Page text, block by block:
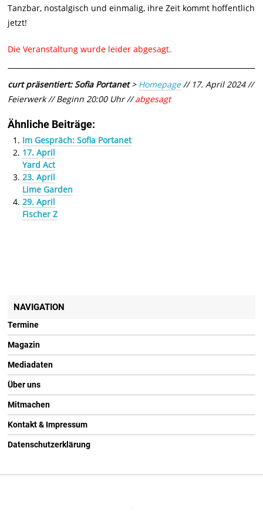
Tanzbar, nostalgisch und einmalig, ihre Zeit kommt hoffentlich
jetzt!
Die Veranstaltung wurde leider abgesagt.
curt präsentiert: Sofia Portanet> Homepage// 17. April 2024 //
Feierwerk // Beginn 20:00 Uhr //abgesagt
Ähnliche Beiträge:
Im Gespräch: Sofia Portanet
17. April
Yard Act
23. April
Lime Garden
29. April
Fischer Z
NAVIGATION
Termine
Magazin
Mediadaten
Über uns
Mitmachen
Kontakt & Impressum
Datenschutzerklärung